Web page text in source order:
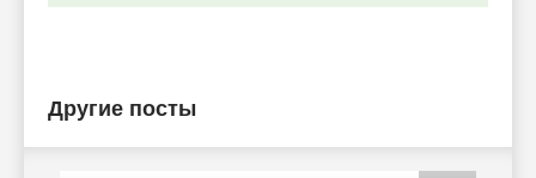
Другие посты